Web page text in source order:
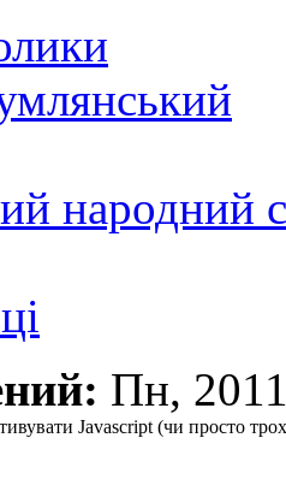
народний
Пн,
Javascript (чи просто